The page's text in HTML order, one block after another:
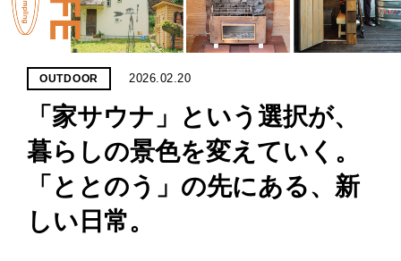
WHAT’S
LIFE
LABEL
ライフレー
つ
はい
OUTDOOR 2026.02.20
「家サウナ」と​いう​選択が、​
暮らしの​景色を​変えていく。
「​ととのう」の​先に​ある、​新
しい​日常。